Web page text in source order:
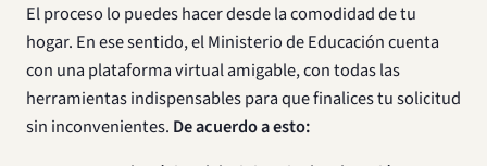
El proceso lo puedes hacer desde la comodidad de tu
hogar. En ese sentido, el Ministerio de Educación cuenta
con una plataforma virtual amigable, con todas las
herramientas indispensables para que finalices tu solicitud
sin inconvenientes. De acuerdo a esto: